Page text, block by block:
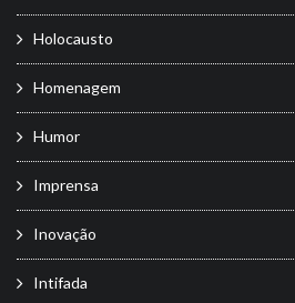
Holocausto
Homenagem
Humor
Imprensa
Inovação
Intifada